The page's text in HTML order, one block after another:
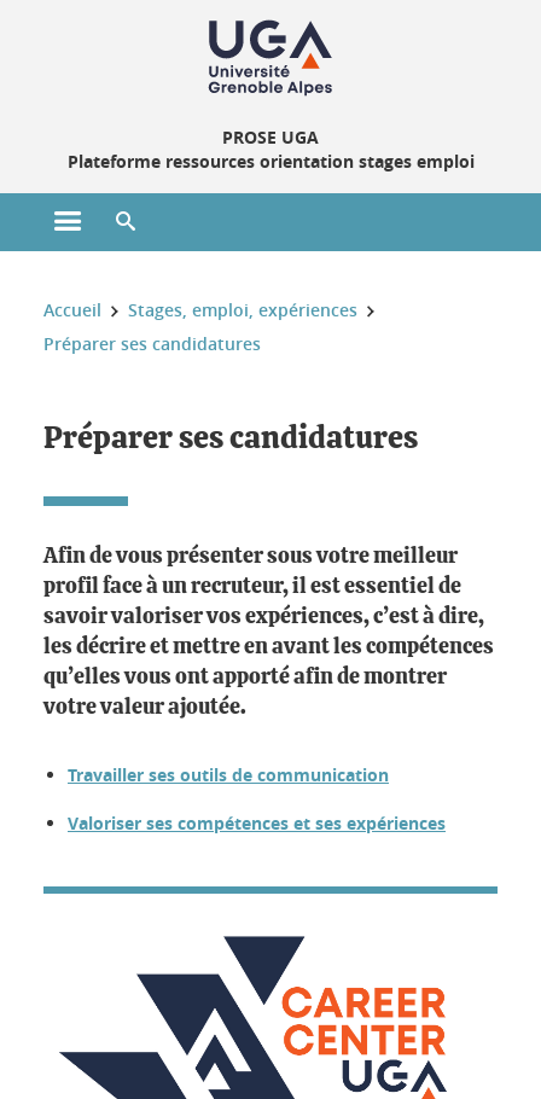
PROSE UGA
Plateforme ressources orientation stages emploi
Ouvrir le menu principal
Vous êtes ici :
Accueil
Stages, emploi, expériences
Préparer ses candidatures
Préparer ses candidatures
Afin de vous présenter sous votre meilleur
profil face à un recruteur, il est essentiel de
savoir valoriser vos expériences, c’est à dire,
les décrire et mettre en avant les compétences
qu’elles vous ont apporté afin de montrer
votre valeur ajoutée.
Travailler ses outils de communication
Valoriser ses compétences et ses expériences